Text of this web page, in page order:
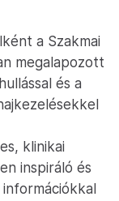
a Szakmai
megalapozott
és a
klinikai
inspiráló és